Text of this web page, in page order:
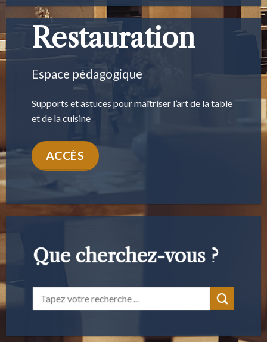
Restauration
Espace pédagogique
Supports et astuces pour maîtriser l’art de la table
et de la cuisine
ACCÈS
Que cherchez-vous ?